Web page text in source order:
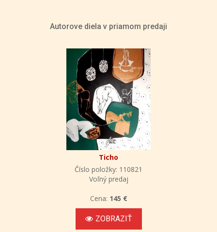
Autorove diela v priamom predaji
Ticho
Číslo položky: 110821
Voľný predaj
Cena: 145 €
ZOBRAZIŤ